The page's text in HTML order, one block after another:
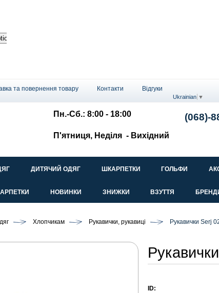
та повернення товару Контакти Відгуки
Ukrainian ▼
Пн.-Сб.: 8:00 - 18:00
П'ятниця, Неділя - Вихідний
(068)-
ДИТЯЧИЙ ОДЯГ ШКАРПЕТКИ ГОЛЬФИ
НОВИНКИ ЗНИЖКИ ВЗУТТЯ
Хлопчикам Рукавички, рукавиці Рукавички Serj
ID: